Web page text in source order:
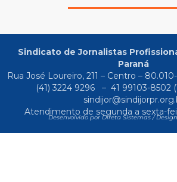
Sindicato de Jornalistas
Paraná
Rua José Loureiro, 211 – Centro –
(41) 3224 9296
– 41 99103-8502
Atendimento de segunda a sexta-
Desenvolvido por Direta Sistemas /